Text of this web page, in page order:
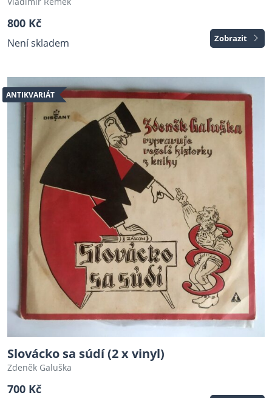
800 Kč
Není skladem Zobrazit
ANTIKVARIÁT
Slovácko sa súdí (2 x vinyl)
Zdeněk Galuška
700 Kč